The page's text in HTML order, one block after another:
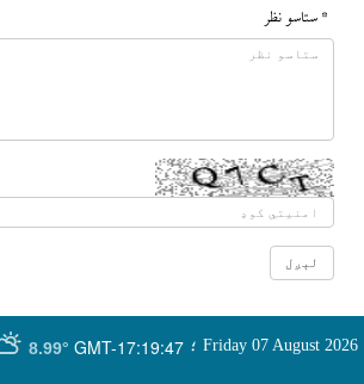
* ستاسو نظر
GMT-17:19:47
8.99° Friday 07 August 2026 ؛